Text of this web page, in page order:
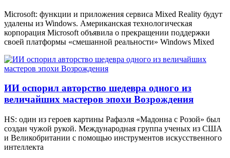
Microsoft: функции и приложения сервиса Mixed Reality будут
удалены из Windows. Американская технологическая
корпорация Microsoft объявила о прекращении поддержки
своей платформы «смешанной реальности» Windows Mixed
ИИ оспорил авторство шедевра одного из
величайших мастеров эпохи Возрождения
HS: один из героев картины Рафаэля «Мадонна с Розой» был
создан чужой рукой. Международная группа ученых из США
и Великобритании с помощью инструментов искусственного
интеллекта